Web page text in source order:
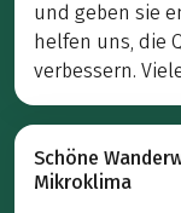
und geben sie
helfen uns, die
verbessern.
Schöne
Mikroklima